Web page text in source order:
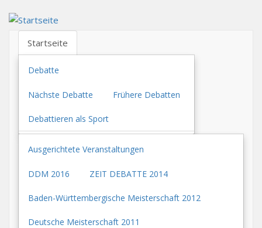
zum
Inhalt
Startseite
Debatte
Nächste Debatte Frühere Debatten
Debattieren als Sport
Ausgerichtete Veranstaltungen
DDM 2016 ZEIT DEBATTE 2014
Baden-Württembergische Meisterschaft 2012
Deutsche Meisterschaft 2011